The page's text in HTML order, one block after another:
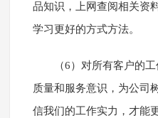
品知识，上网查阅相关资
学习更好的方式方法。
（6）对所有客户的
质量和服务意识，为公司
信我们的工作实力，才能